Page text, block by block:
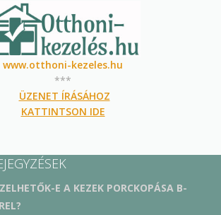
www.otthoni-kezeles.hu
***
ÜZENET ÍRÁSÁHOZ
KATTINTSON IDE
E A KEZEK PORCKOPÁSA B-